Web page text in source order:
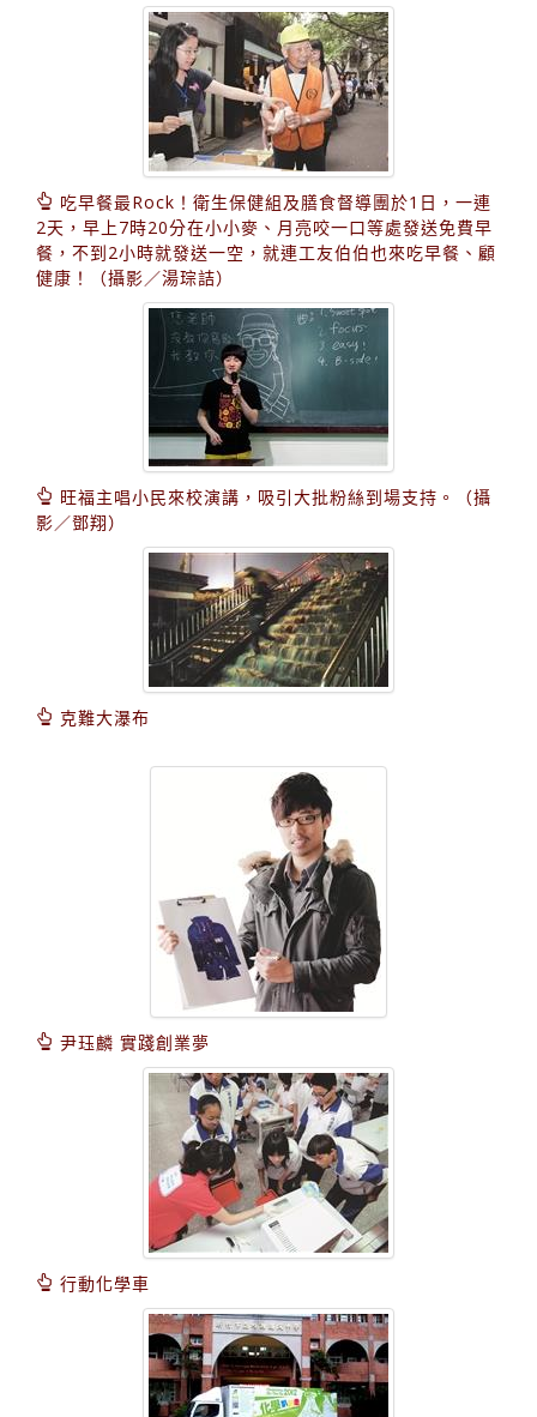
吃早餐最Rock！衛生保健組及膳食督導團於1日，一連
2天，早上7時20分在小小麥、月亮咬一口等處發送免費早
餐，不到2小時就發送一空，就連工友伯伯也來吃早餐、顧
健康！（攝影／湯琮詰）
旺福主唱小民來校演講，吸引大批粉絲到場支持。（攝
影／鄧翔）
克難大瀑布
尹珏麟 實踐創業夢
行動化學車